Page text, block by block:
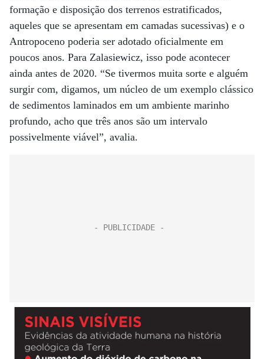
formação e disposição dos terrenos estratificados,
aqueles que se apresentam em camadas sucessivas) e o
Antropoceno poderia ser adotado oficialmente em
poucos anos. Para Zalasiewicz, isso pode acontecer
ainda antes de 2020. “Se tivermos muita sorte e alguém
surgir com, digamos, um núcleo de um exemplo clássico
de sedimentos laminados em um ambiente marinho
profundo, acho que três anos são um intervalo
possivelmente viável”, avalia.